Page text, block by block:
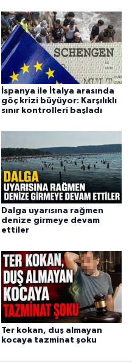
İspanya ile İtalya arasında
göç krizi büyüyor: Karşılıklı
sınır kontrolleri başladı
Dalga uyarısına rağmen
denize girmeye devam
ettiler
Ter kokan, duş almayan
kocaya tazminat şoku